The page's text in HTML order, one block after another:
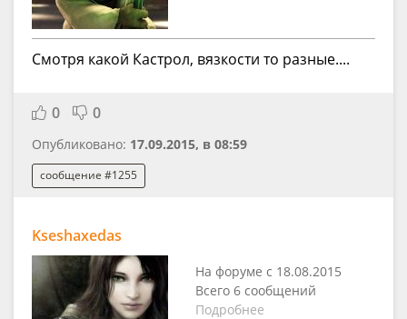
Смотря какой Кастрол, вязкости то разные....
0 0
Опубликовано: 17.09.2015, в 08:59
сообщение #1255
Kseshaxedas
На форуме с 18.08.2015
Всего 6 сообщений
Подробнее